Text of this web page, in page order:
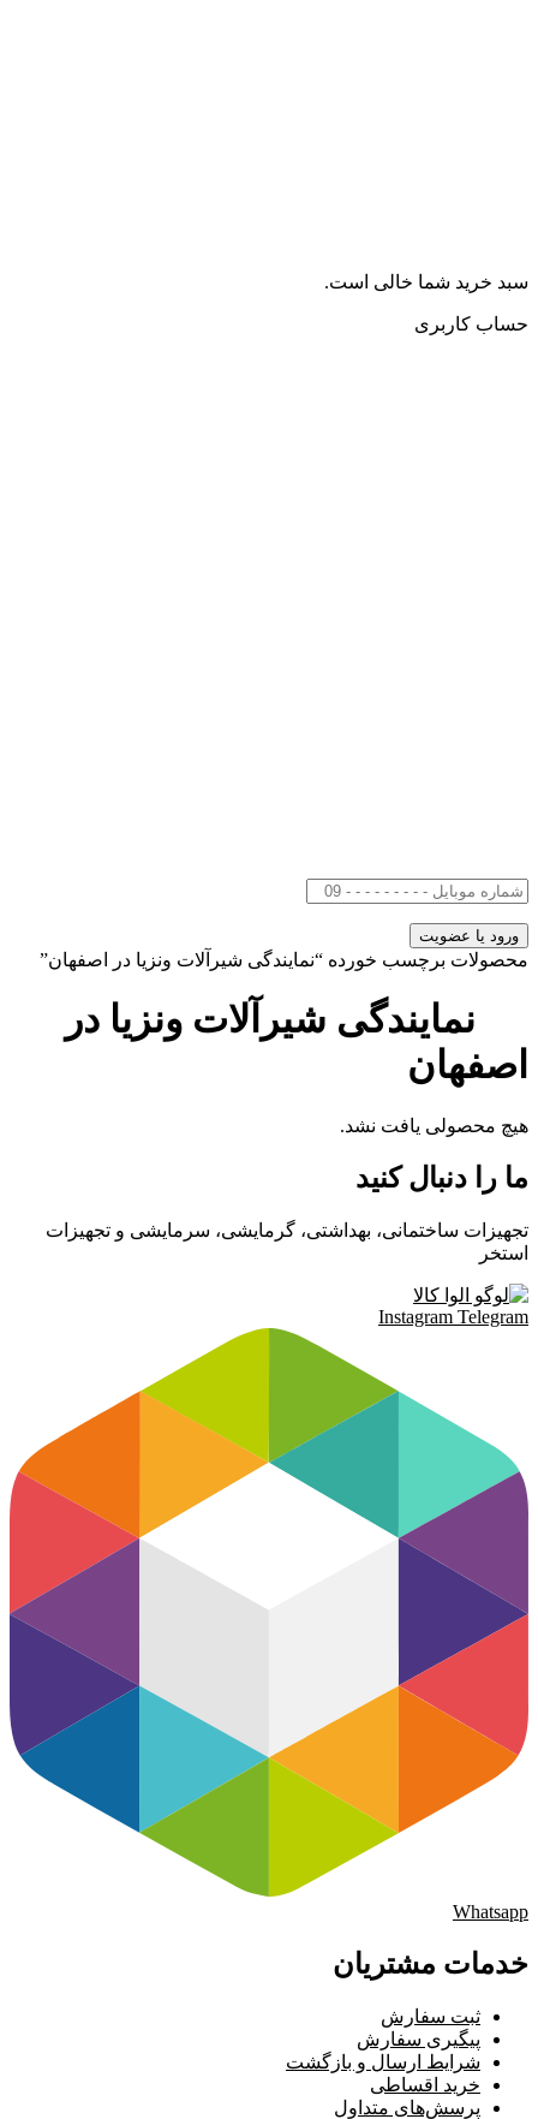
سبد خرید شما خالی است.
حساب کاربری
محصولات برچسب خورده “نمایندگی شیرآلات ونزیا در اصفهان”
نمایندگی شیرآلات ونزیا در
اصفهان
هیچ محصولی یافت نشد.
ما را دنبال کنید
تجهیزات ساختمانی، بهداشتی، گرمایشی، سرمایشی و تجهیزات
استخر
Instagram Telegram
Whatsapp
خدمات مشتریان
ثبت سفارش
پیگیری سفارش
شرایط ارسال و بازگشت
خرید اقساطی
پرسش‌های متداول